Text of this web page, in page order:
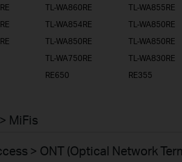
TL-WA860RE TL-WA855RE
TL-WA854RE TL-WA850RE
TL-WA850RE TL-WA850RE
TL-WA750RE TL-WA830RE
RE650 RE355
MiFis
> ONT (Optical Network